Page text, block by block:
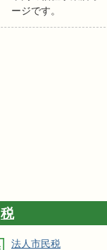
ージです。
税
法人市民税